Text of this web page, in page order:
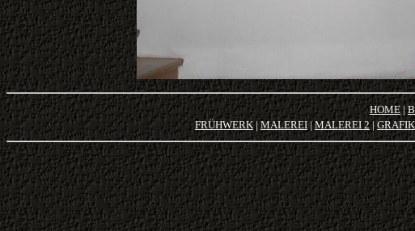
HOME|
FRÜHWERK| MALEREI|MALEREI 2|GRAFIK